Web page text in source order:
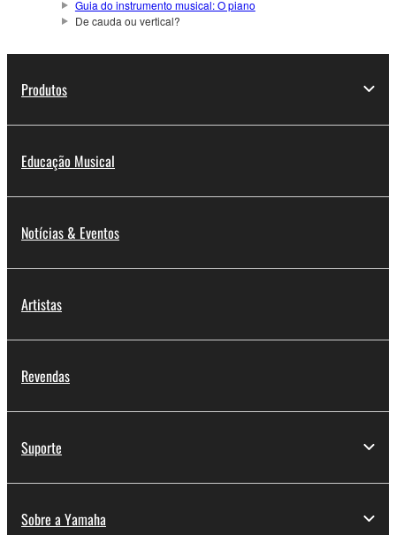
Guia do instrumento musical: O piano
De cauda ou vertical?
Produtos
Educação Musical
Notícias & Eventos
Artistas
Revendas
Suporte
Sobre a Yamaha